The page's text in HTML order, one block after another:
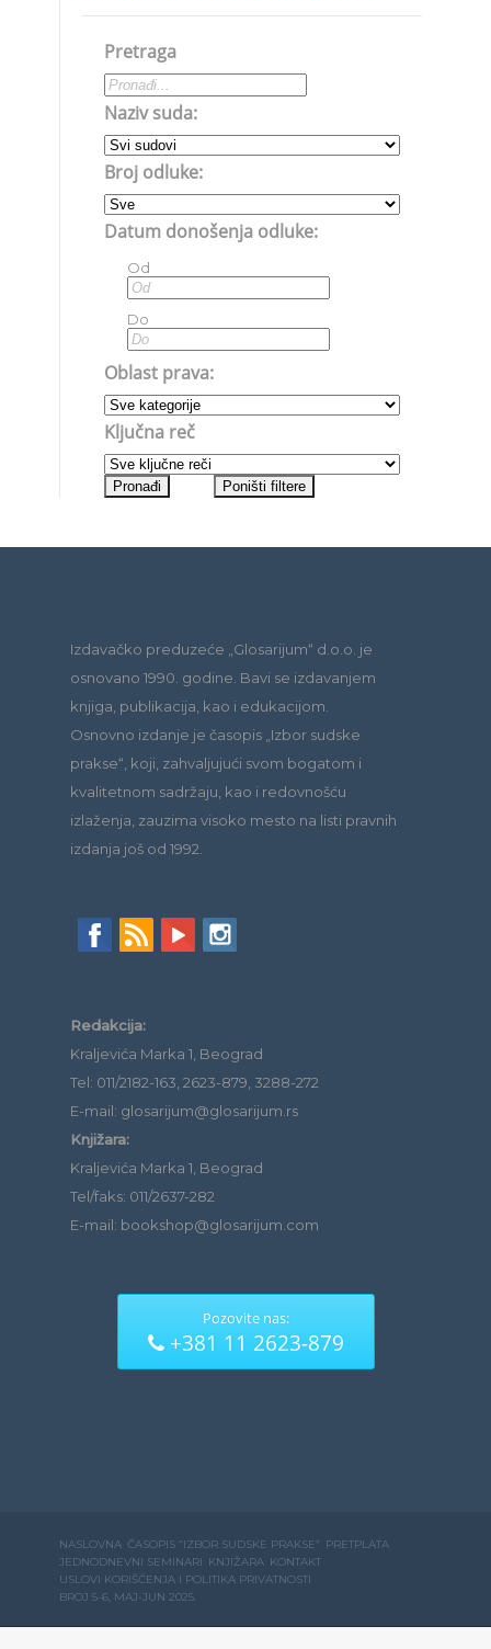
Pretraga
Naziv suda:
Broj odluke:
Datum donošenja odluke:
Od
Do
Oblast prava:
Ključna reč
Izdavačko preduzeće „Glosarijum“ d.o.o. je
osnovano 1990. godine. Bavi se izdavanjem
knjiga, publikacija, kao i edukacijom.
Osnovno izdanje je časopis „Izbor sudske
prakse“, koji, zahvaljujući svom bogatom i
kvalitetnom sadržaju, kao i redovnošću
izlaženja, zauzima visoko mesto na listi pravnih
izdanja još od 1992.
Redakcija:
Kraljevića Marka 1, Beograd
Tel: 011/2182-163, 2623-879, 3288-272
E-mail: glosarijum@glosarijum.rs
Knjižara:
Kraljevića Marka 1, Beograd
Tel/faks: 011/2637-282
E-mail: bookshop@glosarijum.com
Pozovite nas:
+381 11 2623-879
NASLOVNA ČASOPIS “IZBOR SUDSKE PRAKSE” PRETPLATA
JEDNODNEVNI SEMINARI KNJIŽARA KONTAKT
USLOVI KORIŠĆENJA I POLITIKA PRIVATNOSTI
BROJ 5-6, MAJ-JUN 2025.